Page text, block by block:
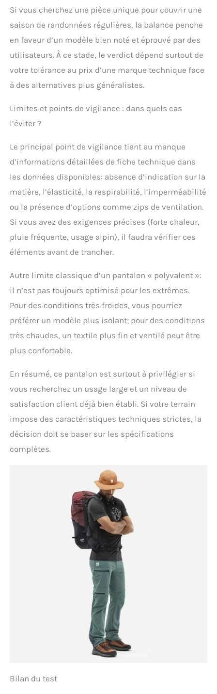
Si vous cherchez une pièce unique pour couvrir une
saison de randonnées régulières, la balance penche
en faveur d’un modèle bien noté et éprouvé par des
utilisateurs. À ce stade, le verdict dépend surtout de
votre tolérance au prix d’une marque technique face
à des alternatives plus généralistes.
Limites et points de vigilance : dans quels cas
l’éviter ?
Le principal point de vigilance tient au manque
d’informations détaillées de fiche technique dans
les données disponibles: absence d’indication sur la
matière, l’élasticité, la respirabilité, l’imperméabilité
ou la présence d’options comme zips de ventilation.
Si vous avez des exigences précises (forte chaleur,
pluie fréquente, usage alpin), il faudra vérifier ces
éléments avant de trancher.
Autre limite classique d’un pantalon « polyvalent »:
il n’est pas toujours optimisé pour les extrêmes.
Pour des conditions très froides, vous pourriez
préférer un modèle plus isolant; pour des conditions
très chaudes, un textile plus fin et ventilé peut être
plus confortable.
En résumé, ce pantalon est surtout à privilégier si
vous recherchez un usage large et un niveau de
satisfaction client déjà bien établi. Si votre terrain
impose des caractéristiques techniques strictes, la
décision doit se baser sur les spécifications
complètes.
Bilan du test